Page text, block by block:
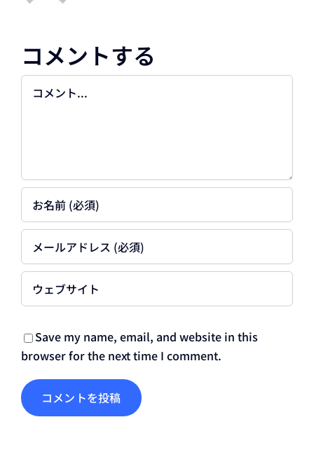
コメントする
Comment
Save my name, email, and website in this
browser for the next time I comment.